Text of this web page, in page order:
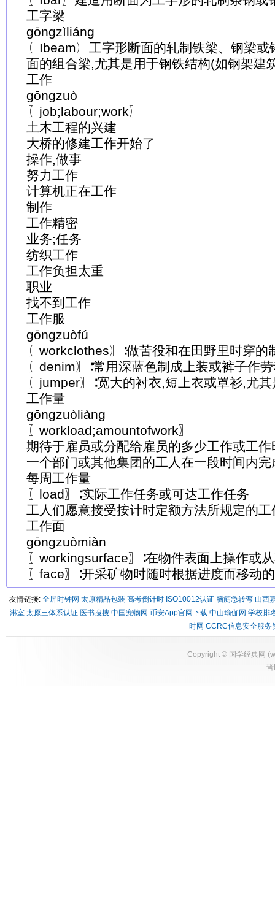
工字梁
gōngzìliáng
〖Ibeam〗工字形断面的轧制铁梁、钢梁
面的组合梁,尤其是用于钢铁结构(如钢架建
工作
gōngzuò
〖job;labour;work〗
土木工程的兴建
大桥的修建工作开始了
操作,做事
努力工作
计算机正在工作
制作
工作精密
业务;任务
纺织工作
工作负担太重
职业
找不到工作
工作服
gōngzuòfú
〖workclothes〗∶做苦役和在田野里时穿的
〖denim〗∶常用深蓝色制成上装或裤子作
〖jumper〗∶宽大的衬衣,短上衣或罩衫,尤
工作量
gōngzuòliàng
〖workload;amountofwork〗
期待于雇员或分配给雇员的多少工作或工作
一个部门或其他集团的工人在一段时间内
每周工作量
〖load〗∶实际工作任务或可达工作任务
工人们愿意接受按计时定额方法所规定的工
工作面
gōngzuòmiàn
〖workingsurface〗∶在物件表面上操作或
〖face〗∶开采矿物时随时根据进度而移动
友情链接: 全屏时钟网 太原精品包装 高考倒计时 ISO10012认证 脑筋急转弯 山西
淋室 太原三体系认证 医书搜搜 中国宠物网 币安App官网下载 中山瑜伽网 学校排
时网 CCRC信息安全服务
Copyright © 国学经典网 (